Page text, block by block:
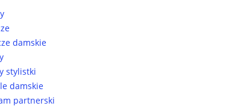
damskie
stylistki
damskie
partnerski